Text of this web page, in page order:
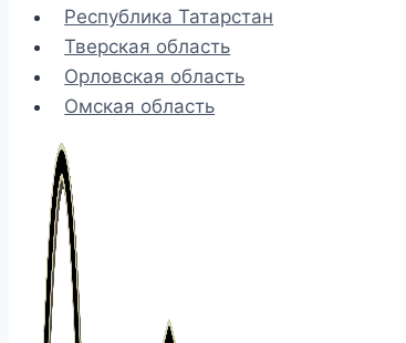
Республика Татарстан
Тверская область
Орловская область
Омская область